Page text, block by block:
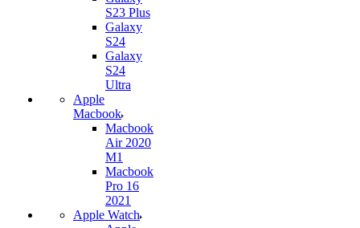
S23 Plus
Galaxy
S24
Galaxy
S24
Ultra
Apple
Macbook
Macbook
Air 2020
M1
Macbook
Pro 16
2021
Apple Watch